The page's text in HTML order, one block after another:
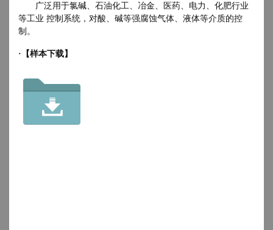
广泛用于氯碱、石油化工、冶金、医药、电力、化肥行业
等工业 控制系统，对酸、碱等强腐蚀气体、液体等介质的控
制。
·【样本下载】